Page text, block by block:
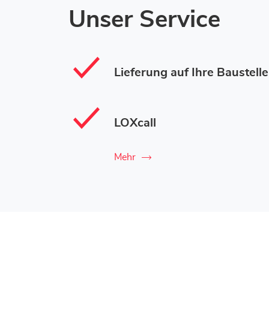
Unser Service
Lieferung auf Ihre Baustelle
LOXcall
Mehr